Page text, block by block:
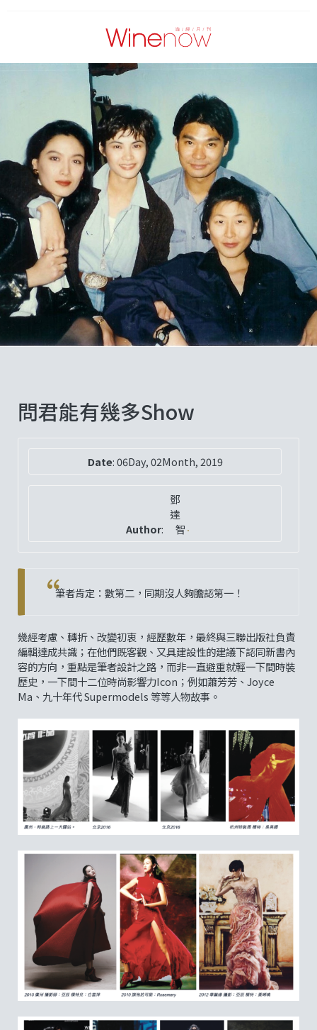
問君能有幾多Show
Date:06Day, 02Month, 2019
Author:
鄧
達
智
筆者肯定：數第二，同期沒人夠膽認第一！
幾經考慮、轉折、改變初衷，經歷數年，最終與三聯出版社負責
編輯達成共識；在他們既客觀、又具建設性的建議下認同新書內
容的方向，重點是筆者設計之路，而非一直避重就輕一下間時裝
歷史，一下間十二位時尚影響力Icon；例如蕭芳芳、Joyce
Ma、九十年代 Supermodels 等等人物故事。